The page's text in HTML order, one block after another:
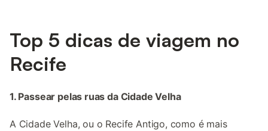
Top 5 dicas de viagem no
Recife
1. Passear pelas ruas da Cidade Velha
A Cidade Velha, ou o Recife Antigo, como é mais